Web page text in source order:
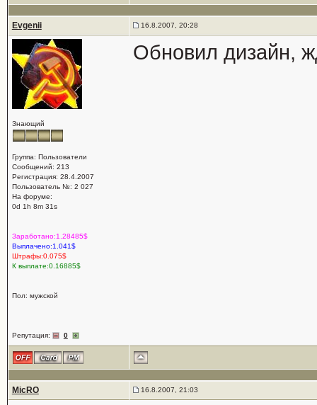
Evgenii 16.8.2007, 20:28
Знающий
Группа: Пользователи
Сообщений: 213
Регистрация: 28.4.2007
Пользователь №: 2 027
На форуме:
0d 1h 8m 31s
Заработано:1.28485$
Выплачено:1.041$
Штрафы:0.075$
К выплате:0.16885$
Пол: мужской
Репутация: 0
Обновил дизайн,
MicRO 16.8.2007, 21:03